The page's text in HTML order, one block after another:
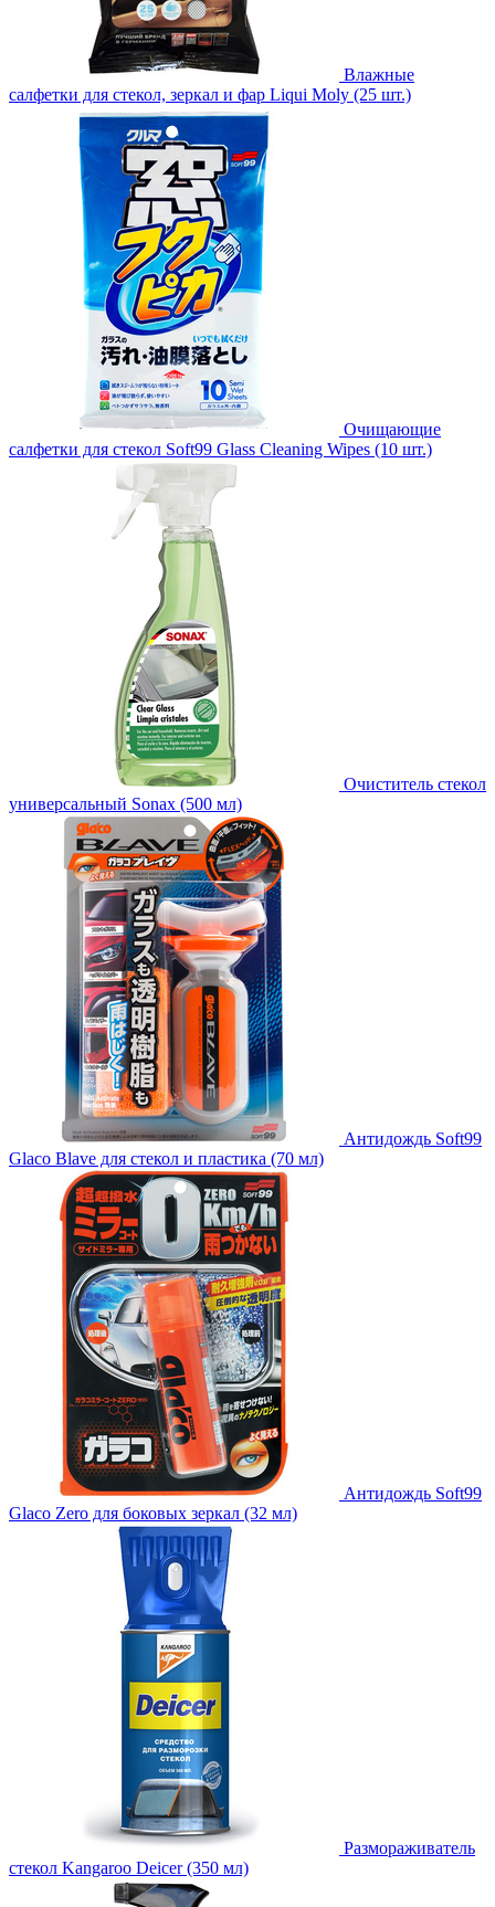
Влажные
салфетки для стекол, зеркал и фар Liqui Moly (25 шт.)
Очищающие
салфетки для стекол Soft99 Glass Cleaning Wipes (10 шт.)
Очиститель стекол
универсальный Sonax (500 мл)
Антидождь Soft99
Glaco Blave для стекол и пластика (70 мл)
Антидождь Soft99
Glaco Zero для боковых зеркал (32 мл)
Размораживатель
стекол Kangaroo Deicer (350 мл)